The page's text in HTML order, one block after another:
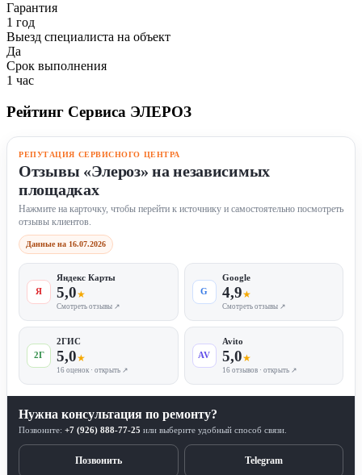
Гарантия
1 год
Выезд специалиста на объект
Да
Срок выполнения
1 час
Рейтинг Сервиса ЭЛЕРОЗ
РЕПУТАЦИЯ СЕРВИСНОГО ЦЕНТРА
Отзывы «Элероз» на независимых
площадках
Нажмите на карточку, чтобы перейти к источнику и самостоятельно посмотреть
отзывы клиентов.
Данные на 16.07.2026
Я
Яндекс Карты
5,0★
Смотреть отзывы ↗
G
Google
4,9★
Смотреть отзывы ↗
2Г
2ГИС
5,0★
16 оценок · открыть ↗
AV
Avito
5,0★
16 отзывов · открыть ↗
Нужна консультация по ремонту?
Позвоните: +7 (926) 888-77-25 или выберите удобный способ связи.
Позвонить Telegram